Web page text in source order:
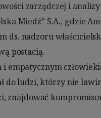
zarządczej i
Miedź” S.A., gdzie
ds. nadzoru
postacią.
empatycznym
do ludzi, którzy nie
znajdować
dotykać istoty
kolegów – był
sarkastycznym
wspaniałym
systematycznie,
nas zawsze